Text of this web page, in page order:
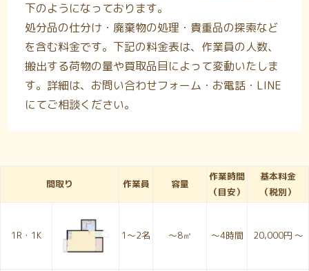
下のようになっております。
処分品の仕分け・廃棄物の処理・貴重品の探索など
を含む料金です。下記の料金表は、作業員の人数、
搬出する荷物の量や買取品目によって変動いたしま
す。詳細は、お問い合わせフォーム・お電話・LINE
にてご相談ください。
間取り 作業員 容量
作業時間
（目安）
基本料金
（税別）
1R・1K 1〜2名 ～8㎥ ～4時間 20,000円 ～